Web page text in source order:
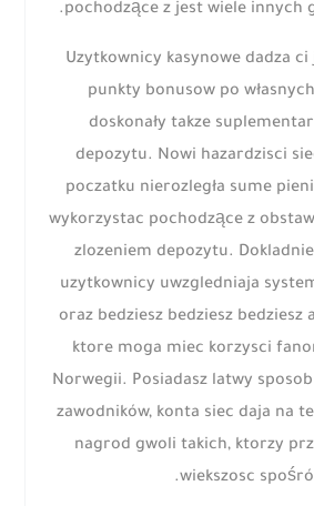
pochodzące z jest wiele innych
Uzytkownicy kasynowe dadza
punkty bonusow po
doskonały takze
depozytu. Nowi hazardzisci
poczatku nierozległa sume
wykorzystac pochodzące z
zlozeniem depozytu.
uzytkownicy uwzgledniaja
oraz bedziesz bedziesz bedziesz
ktore moga miec korzysci
Norwegii. Posiadasz latwy
zawodników, konta siec daja na
nagrod gwoli takich, ktorzy
wiekszosc